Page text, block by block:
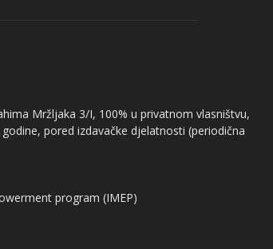
Mržljaka 3/I, 100% u privatnom vlasništvu,
pored izdavačke djelatnosti (periodična
program (IMEP)